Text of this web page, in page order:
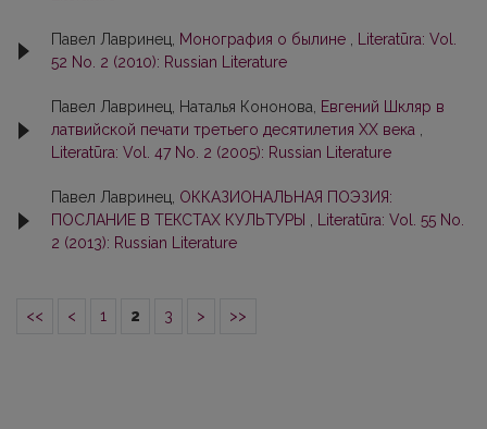
Павел Лавринец, Монография о былине
Literatūra: Vol.
52 No. 2 (2010): Russian Literature
Павел Лавринец, Наталья Кононова,
Евгений Шкляр в
латвийской печати третьего десятилетия ХХ века
Literatūra: Vol. 47 No. 2 (2005): Russian Literature
Павел Лавринец, ОККАЗИОНАЛЬНАЯ ПОЭЗИЯ:
ПОСЛАНИЕ В ТЕКСТАХ КУЛЬТУРЫ
Literatūra: Vol. 55 No.
2 (2013): Russian Literature
<< < 1 2 3 > >>